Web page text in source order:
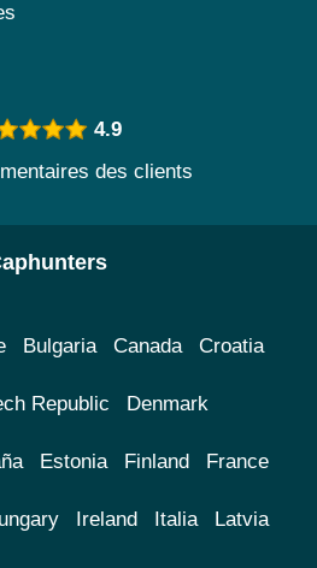
4.9
des clients
Bulgaria Canada Croatia
Republic Denmark
Estonia Finland France
Ireland Italia Latvia